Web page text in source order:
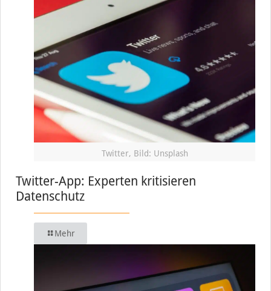
Twitter, Bild: Unsplash
Twitter-App: Experten kritisieren
Datenschutz
Mehr